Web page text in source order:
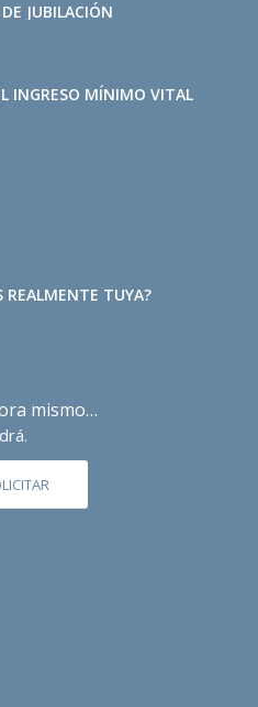
JUBILACIÓN
INGRESO MÍNIMO VITAL
REALMENTE TUYA?
mismo…